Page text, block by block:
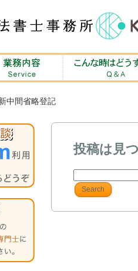
中間省略登記
投稿は見